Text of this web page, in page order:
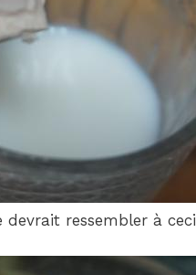
ressembler à